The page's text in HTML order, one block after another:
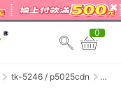
0
tk-5246 / p5025cdn